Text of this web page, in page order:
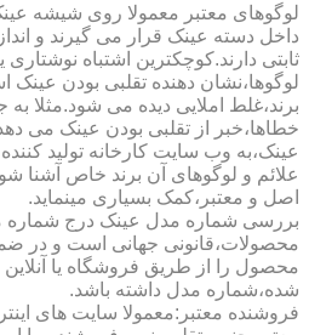
لوگوهای معتبر معمولا روی شیشه
داخل دسته عینک قرار می گیرند و
ثابتی دارند.کوچکترین اشتباه نوشتاری
لوگوها،نشان دهنده تقلبی بودن
برند،غلط املایی دیده می شود.مثلا به
خطاها،خبر از تقلبی بودن عینک می
عینک،به وب سایت کارخانه تولید
علائم و لوگوهای آن برند خاص آشنا
اصل و معتبر،کمک بسیاری مینماید.
بررسی شماره مدل عینک درج شماره
محصولات،قانونی جهانی است و در
محصول را از طریق فروشگاه یا آنلاین
شده،شماره مدل داشته باشد.
فروشنده معتبر:معمولا سایت های